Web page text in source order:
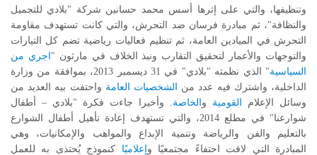
وتنظيفها، والتي على إثرها أسس محمد حسانين شركة "بلادي للتجميل
والنظافة"، ثم مبادرة فرسان ضد التحرش، والتي كانت تستهدف مقاومة
التحرش في الميادين العامة، ثم تنظيم فعاليات رياضية تضم كل التيارات
والتوجهات والأعمار لتحقيق التقارب ونبذ الخلاف في مارثون " اجري من
السياسية
" الذي نظمته "بلادي" في 31 ديسمبر 2013، بموافقة من وزارة
الداخلية، واشترك فيه عدد من
الشخصيات العامة واحتفت بيه العديد من
وسائل الإعلام القومية و الخاصة. وأخيرا جاءت فكرة "بلادي – أطفال
شوارعنا" في مطلع 2014، والتي تستهدف إعادة تأهيل أطفال الشوارع
بالتعليم والفن والرياضة وتنمية الإبداع والمواهب والإمكانيات، وهي
المبادرة التي لاقت احتفاءً مجتمعيًا و إعلاميًا كنموذج يُحتذى به للعمل